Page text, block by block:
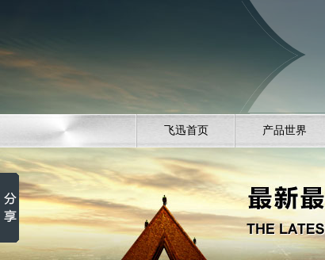
飞迅首页 产品世界